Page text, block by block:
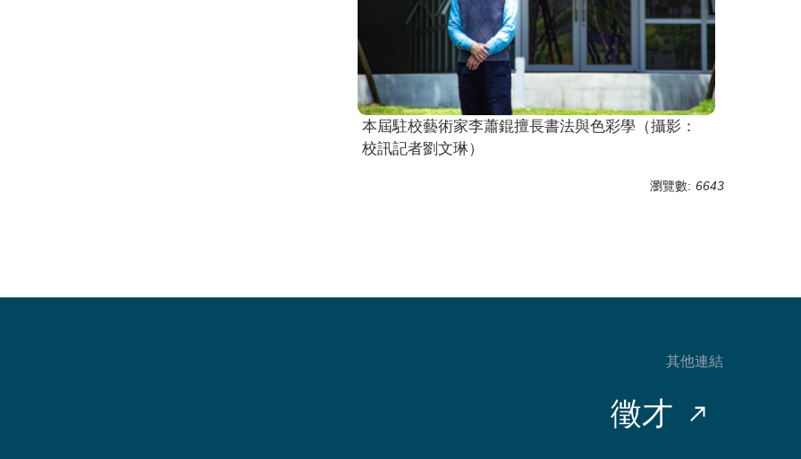
本屆駐校藝術家李蕭錕擅長書法與色彩學（攝影：
校訊記者劉文琳）
瀏覽數: 6643
其他連結
徵才